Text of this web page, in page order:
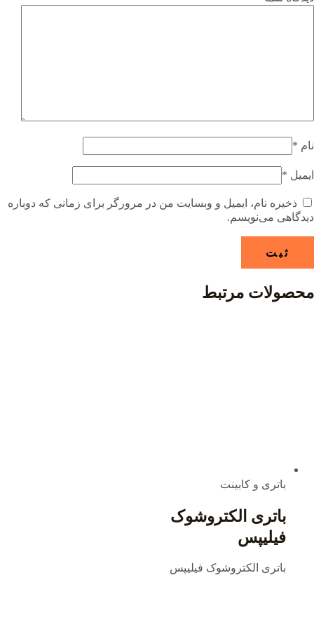
نام *
ایمیل *
ذخیره نام، ایمیل و وبسایت من در مرورگر برای زمانی که دوباره
دیدگاهی می‌نویسم.
محصولات مرتبط
باتری و کابینت
باتری الکتروشوک
فیلیپس
باتری الکتروشوک فیلیپس